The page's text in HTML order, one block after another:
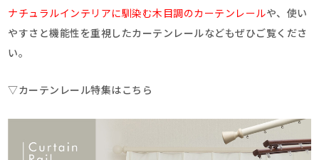
ナチュラルインテリアに馴染む木目調のカーテンレールや、使い
やすさと機能性を重視したカーテンレールなどもぜひご覧くださ
い。
▽カーテンレール特集はこちら